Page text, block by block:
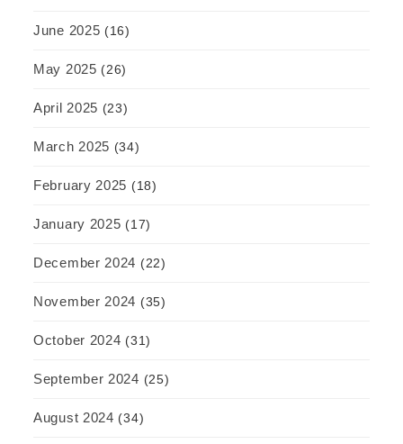
June 2025 (16)
May 2025 (26)
April 2025 (23)
March 2025 (34)
February 2025 (18)
January 2025 (17)
December 2024 (22)
November 2024 (35)
October 2024 (31)
September 2024 (25)
August 2024 (34)